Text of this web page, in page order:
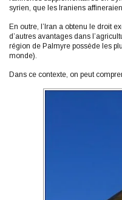
syrien, que les Iraniens
En outre, l’Iran a obtenu le droit
d’autres avantages dans
région de Palmyre possède les
monde).
Dans ce contexte, on peut